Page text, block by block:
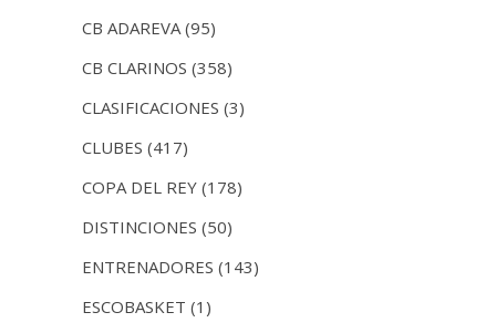
CB ADAREVA (95)
CB CLARINOS (358)
CLASIFICACIONES (3)
CLUBES (417)
COPA DEL REY (178)
DISTINCIONES (50)
ENTRENADORES (143)
ESCOBASKET (1)